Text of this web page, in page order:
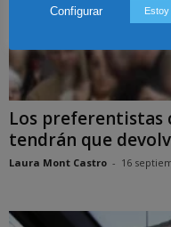
Los preferentistas
tendrán que
Laura Mont Castro - 16
Configurar